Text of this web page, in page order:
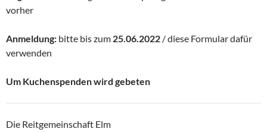
vorher
Anmeldung: bitte bis zum 25.06.2022 / diese Formular dafür
verwenden
Um Kuchenspenden wird gebeten
Die Reitgemeinschaft Elm